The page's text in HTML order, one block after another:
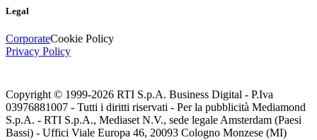
Legal
CorporateCookie Policy
Privacy Policy
Copyright © 1999-2026 RTI S.p.A. Business Digital - P.Iva
03976881007 - Tutti i diritti riservati - Per la pubblicità Mediamond
S.p.A. - RTI S.p.A., Mediaset N.V., sede legale Amsterdam (Paesi
Bassi) - Uffici Viale Europa 46, 20093 Cologno Monzese (MI)